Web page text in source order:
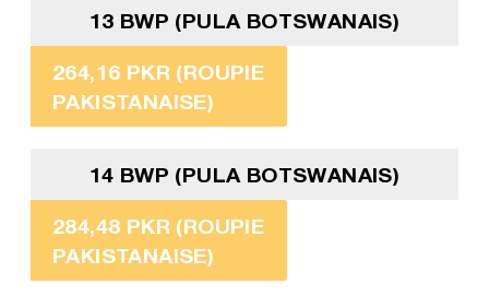
13 BWP (PULA BOTSWANAIS)
264,16 PKR (ROUPIE
PAKISTANAISE)
14 BWP (PULA BOTSWANAIS)
284,48 PKR (ROUPIE
PAKISTANAISE)